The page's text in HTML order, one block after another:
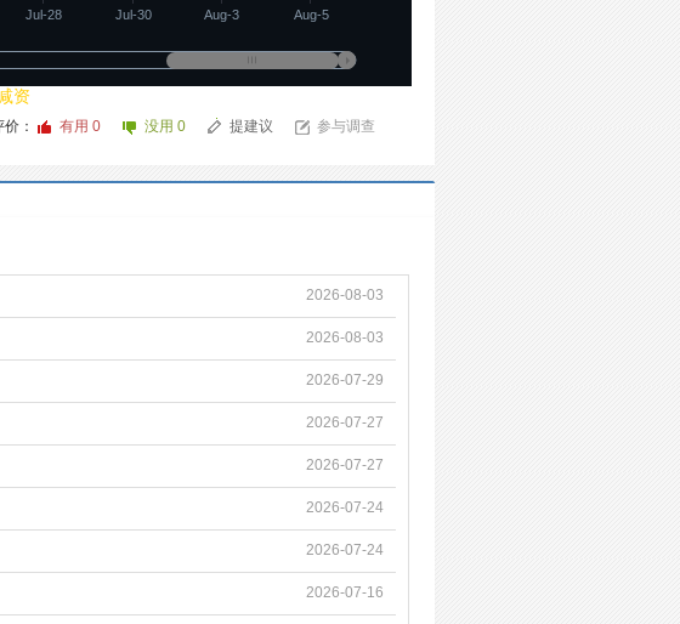
Jul-28 Jul-30 Aug-3 Aug-5
资
： 有用 0 没用 0 提建议 参与调查
2026-08-03
2026-08-03
2026-07-29
2026-07-27
2026-07-27
2026-07-24
2026-07-24
2026-07-16